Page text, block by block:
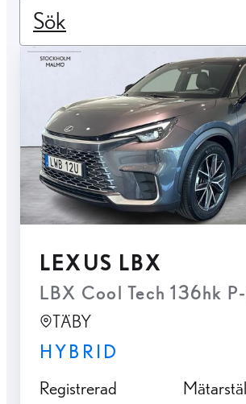
Sök
LEXUS LBX
LBX Cool Tech 136hk
TÄBY
HYBRID
Registrerad